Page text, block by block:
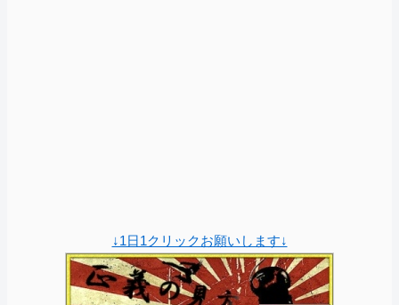
↓1日1クリックお願いします↓